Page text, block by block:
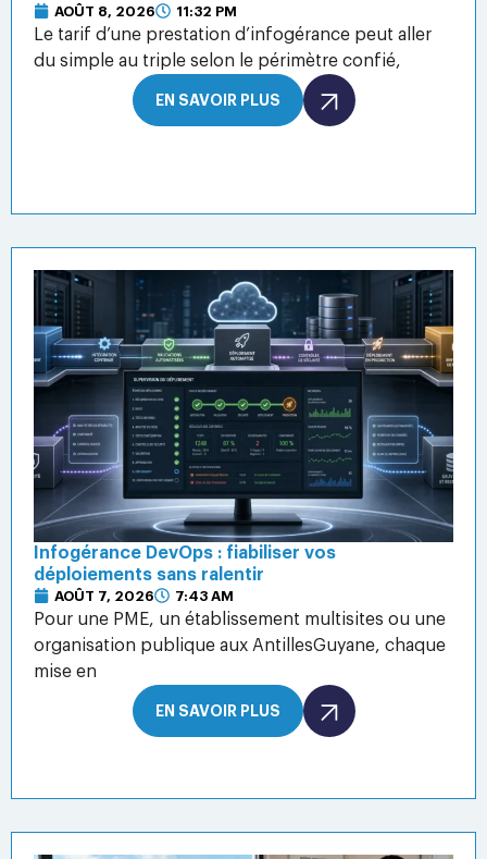
AOÛT 8, 2026 11:32 PM
Le tarif d’une prestation d’infogérance peut aller
du simple au triple selon le périmètre confié,
EN SAVOIR PLUS
Infogérance DevOps : fiabiliser vos
déploiements sans ralentir
AOÛT 7, 2026 7:43 AM
Pour une PME, un établissement multisites ou une
organisation publique aux AntillesGuyane, chaque
mise en
EN SAVOIR PLUS